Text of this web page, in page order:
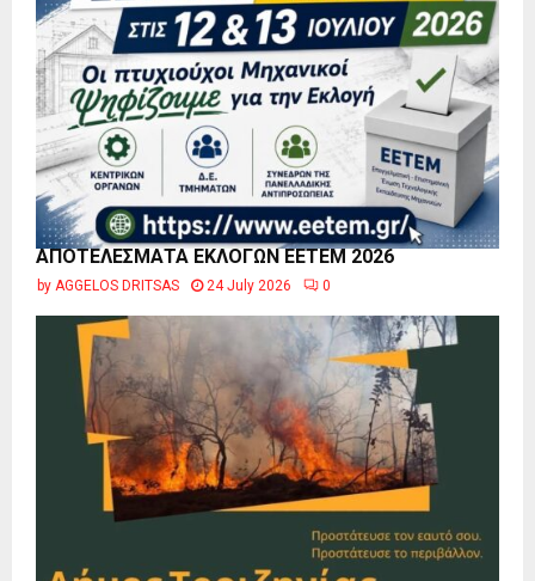
ΑΠΟΤΕΛΕΣΜΑΤΑ ΕΚΛΟΓΩΝ ΕΕΤΕΜ 2026
by AGGELOS DRITSAS 24 July 2026 0